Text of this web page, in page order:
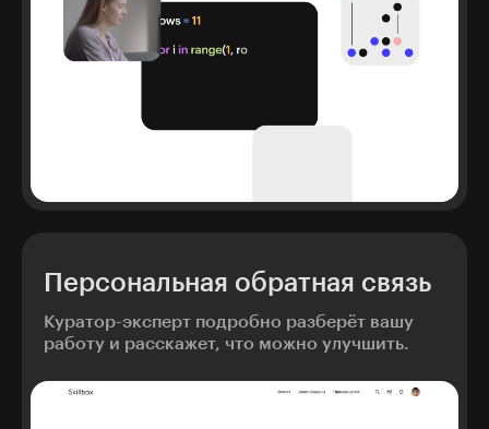
Персональная обратная связь
Куратор-эксперт подробно разберёт вашу
работу и расскажет, что можно улучшить.